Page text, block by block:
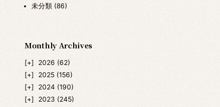
未分類(86)
Monthly Archives
2026 (62)
2025 (156)
2024 (190)
2023 (245)